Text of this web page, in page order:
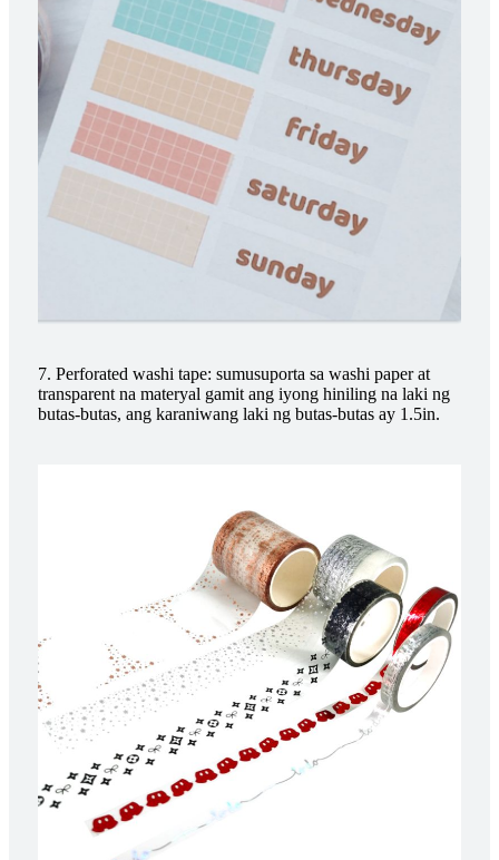
7. Perforated washi tape: sumusuporta sa washi paper at
transparent na materyal gamit ang iyong hiniling na laki ng
butas-butas, ang karaniwang laki ng butas-butas ay 1.5in.